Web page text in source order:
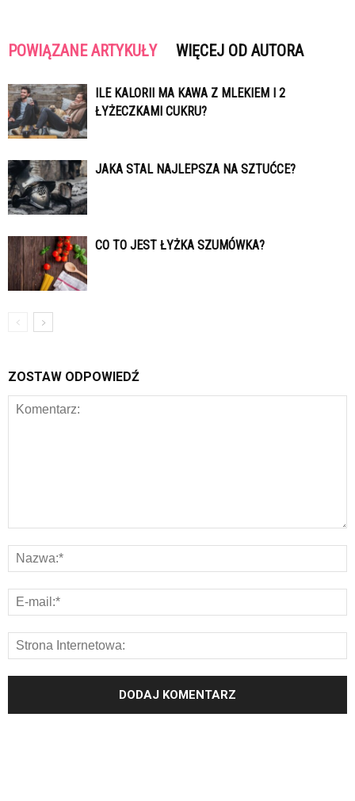
POWIĄZANE ARTYKUŁY WIĘCEJ OD AUTORA
ILE KALORII MA KAWA Z MLEKIEM I 2
ŁYŻECZKAMI CUKRU?
JAKA STAL NAJLEPSZA NA SZTUĆCE?
CO TO JEST ŁYŻKA SZUMÓWKA?
ZOSTAW ODPOWIEDŹ